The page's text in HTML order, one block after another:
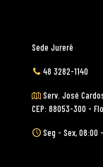
Sede Jurerê
48 3282-1140
Serv. José
CEP: 88053-300 -
Seg - Sex, 08:00